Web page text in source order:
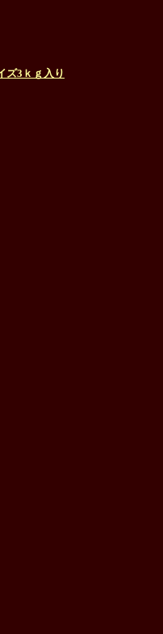
ズ3ｋｇ入り